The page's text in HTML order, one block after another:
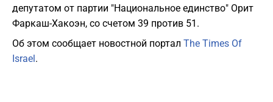
депутатом от партии "Национальное единство" Орит
Фаркаш-Хакоэн, со счетом 39 против 51.
Об этом сообщает новостной портал The Times Of
Israel .